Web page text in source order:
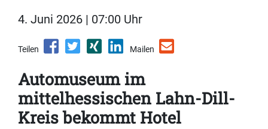
4. Juni 2026 | 07:00 Uhr
Teilen Mailen
Automuseum im
mittelhessischen Lahn-Dill-
Kreis bekommt Hotel